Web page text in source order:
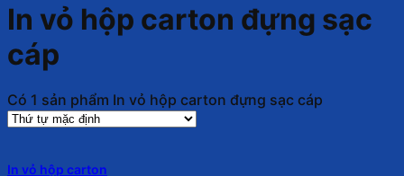
In vỏ hộp carton đựng sạc
cáp
Có 1 sản phẩm In vỏ hộp carton đựng sạc cáp
In vỏ hộp carton